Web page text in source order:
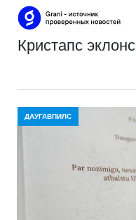
кристапс эклонс
ДАУГАВПИЛС